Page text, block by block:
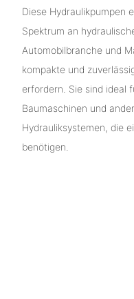
Diese Hydraulikpumpen
Spektrum an
Automobilbranche und
kompakte und
erfordern. Sie sind ideal
Baumaschinen und
Hydrauliksystemen, die
benötigen.